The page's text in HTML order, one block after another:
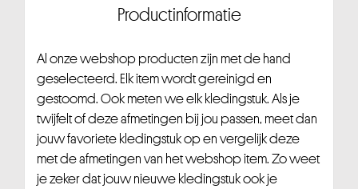
Productinformatie
Al onze webshop producten zijn met de hand
geselecteerd. Elk item wordt gereinigd en
gestoomd. Ook meten we elk kledingstuk. Als je
twijfelt of deze afmetingen bij jou passen, meet dan
jouw favoriete kledingstuk op en vergelijk deze
met de afmetingen van het webshop item. Zo weet
je zeker dat jouw nieuwe kledingstuk ook je